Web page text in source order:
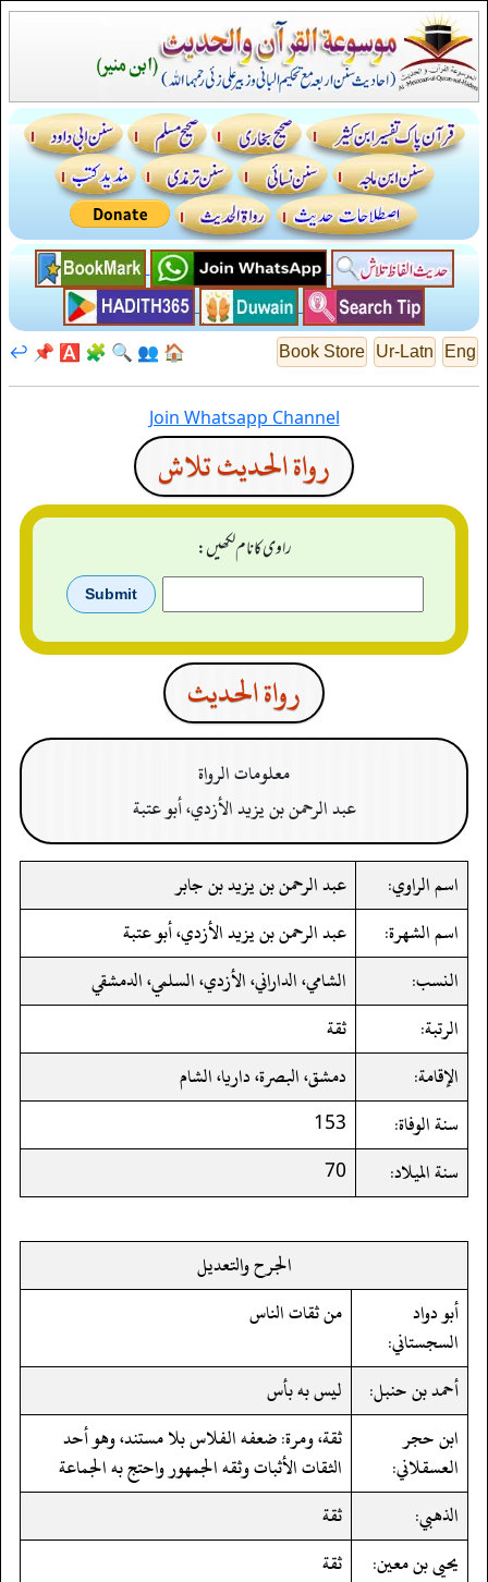
Eng
Ur-Latn
Book Store
🏠
👥
🔍
🧩
🅰️
📌
↩️
Join Whatsapp Channel
رواة الحديث تلاش
راوی کا نام لکھیں:
رواة الحدیث
معلومات الرواة
عبد الرحمن بن يزيد الأزدي، أبو عتبة
اسم الراوي:
عبد الرحمن بن يزيد بن جابر
اسم الشهرة:
عبد الرحمن بن يزيد الأزدي، أبو عتبة
النسب:
الشامي، الداراني، الأزدي، السلمي، الدمشقي
الرتبة:
ثقة
الإقامة:
دمشق، البصرة، داريا، الشام
سنة الوفاة:
153
سنة الميلاد: 70
الجرح والتعديل
أبو دواد
السجستاني:
من ثقات الناس
أحمد بن حنبل:
ليس به بأس
ابن حجر
العسقلاني:
ثقة، ومرة: ضعفه الفلاس بلا مستند، وهو أحد
الثقات الأثبات وثقه الجمهور واحتج به الجماعة
الذهبي:
ثقة
يحيى بن معين:
ثقة